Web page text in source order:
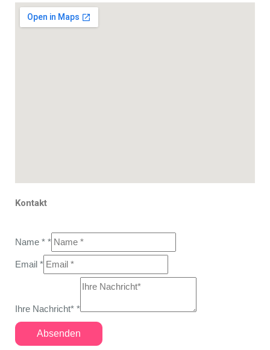
Kontakt
Name * *
Email *
Ihre Nachricht* *
Absenden